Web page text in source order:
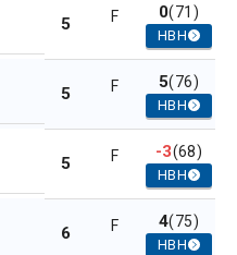
5 F 0(71)
HBH
5 F 5(76)
HBH
5 F -3(68)
HBH
6 F 4(75)
HBH